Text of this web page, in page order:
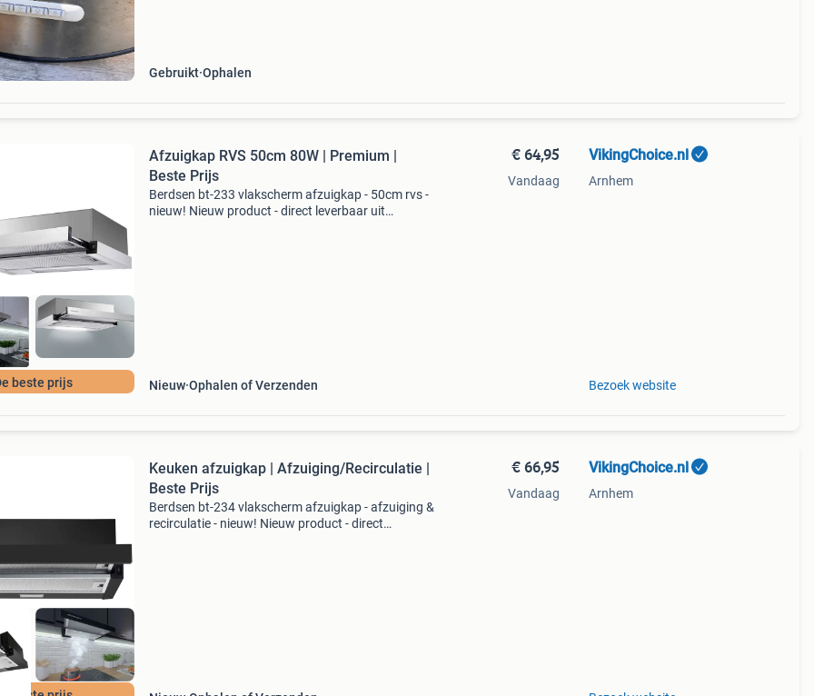
Gebruikt Ophalen
beste prijs
Afzuigkap RVS 50cm 80W | Premium |
Beste Prijs
Berdsen bt-233 vlakscherm afzuigkap - 50cm rvs -
nieuw! Nieuw product - direct leverbaar uit
Nieuw Ophalen of Verzenden
€ 64,95
Vandaag
VikingChoice.nl
Arnhem
Bezoek website
Keuken afzuigkap | Afzuiging/Recirculatie |
Beste Prijs
Berdsen bt-234 vlakscherm afzuigkap - afzuiging &
recirculatie - nieuw! Nieuw product - direct
€ 66,95
Vandaag
VikingChoice.nl
Arnhem